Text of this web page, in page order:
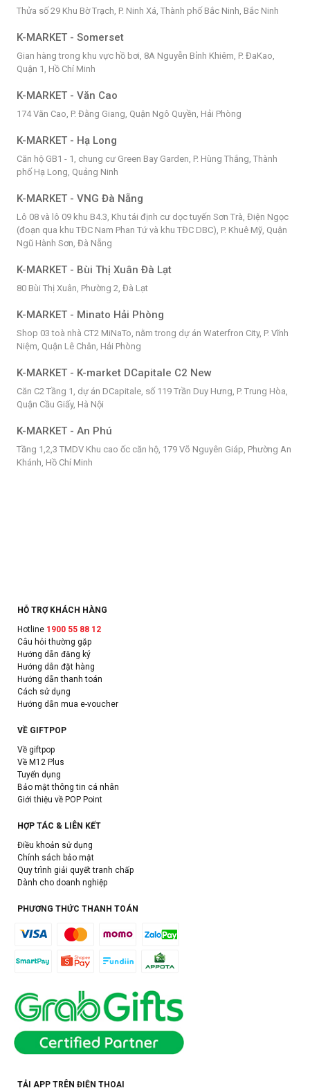
Thửa số 29 Khu Bờ Trạch, P. Ninh Xá, Thành phố Bắc Ninh, Bắc Ninh
K-MARKET - Somerset
Gian hàng trong khu vực hồ bơi, 8A Nguyễn Bỉnh Khiêm, P. ĐaKao,
Quận 1, Hồ Chí Minh
K-MARKET - Văn Cao
174 Văn Cao, P. Đằng Giang, Quận Ngô Quyền, Hải Phòng
K-MARKET - Hạ Long
Căn hộ GB1 - 1, chung cư Green Bay Garden, P. Hùng Thắng, Thành
phố Hạ Long, Quảng Ninh
K-MARKET - VNG Đà Nẵng
Lô 08 và lô 09 khu B4.3, Khu tái định cư dọc tuyến Sơn Trà, Điện Ngọc
(đoạn qua khu TĐC Nam Phan Tứ và khu TĐC DBC), P. Khuê Mỹ, Quận
Ngũ Hành Sơn, Đà Nẵng
K-MARKET - Bùi Thị Xuân Đà Lạt
80 Bùi Thị Xuân, Phường 2, Đà Lạt
K-MARKET - Minato Hải Phòng
Shop 03 toà nhà CT2 MiNaTo, nằm trong dự án Waterfron City, P. Vĩnh
Niệm, Quận Lê Chân, Hải Phòng
K-MARKET - K-market DCapitale C2 New
Căn C2 Tầng 1, dự án DCapitale, số 119 Trần Duy Hưng, P. Trung Hòa,
Quận Cầu Giấy, Hà Nội
K-MARKET - An Phú
Tầng 1,2,3 TMDV Khu cao ốc căn hộ, 179 Võ Nguyên Giáp, Phường An
Khánh, Hồ Chí Minh
HỖ TRỢ KHÁCH HÀNG
Hotline 1900 55 88 12
Câu hỏi thường gặp
Hướng dẫn đăng ký
Hướng dẫn đặt hàng
Hướng dẫn thanh toán
Cách sử dụng
Hướng dẫn mua e-voucher
VỀ GIFTPOP
Về giftpop
Về M12 Plus
Tuyển dụng
Bảo mật thông tin cá nhân
Giới thiệu về POP Point
HỢP TÁC & LIÊN KẾT
Điều khoản sử dụng
Chính sách bảo mật
Quy trình giải quyết tranh chấp
Dành cho doanh nghiệp
PHƯƠNG THỨC THANH TOÁN
TẢI APP TRÊN ĐIỆN THOẠI